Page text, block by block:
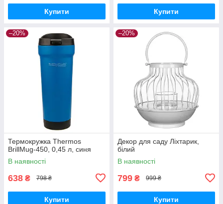
Купити Купити
–20%
Термокружка Thermos
BrillMug-450, 0,45 л, синя
В наявності
638 ₴ 798 ₴
Купити
–20%
Декор для саду Ліхтарик,
білий
В наявності
799 ₴ 999 ₴
Купити